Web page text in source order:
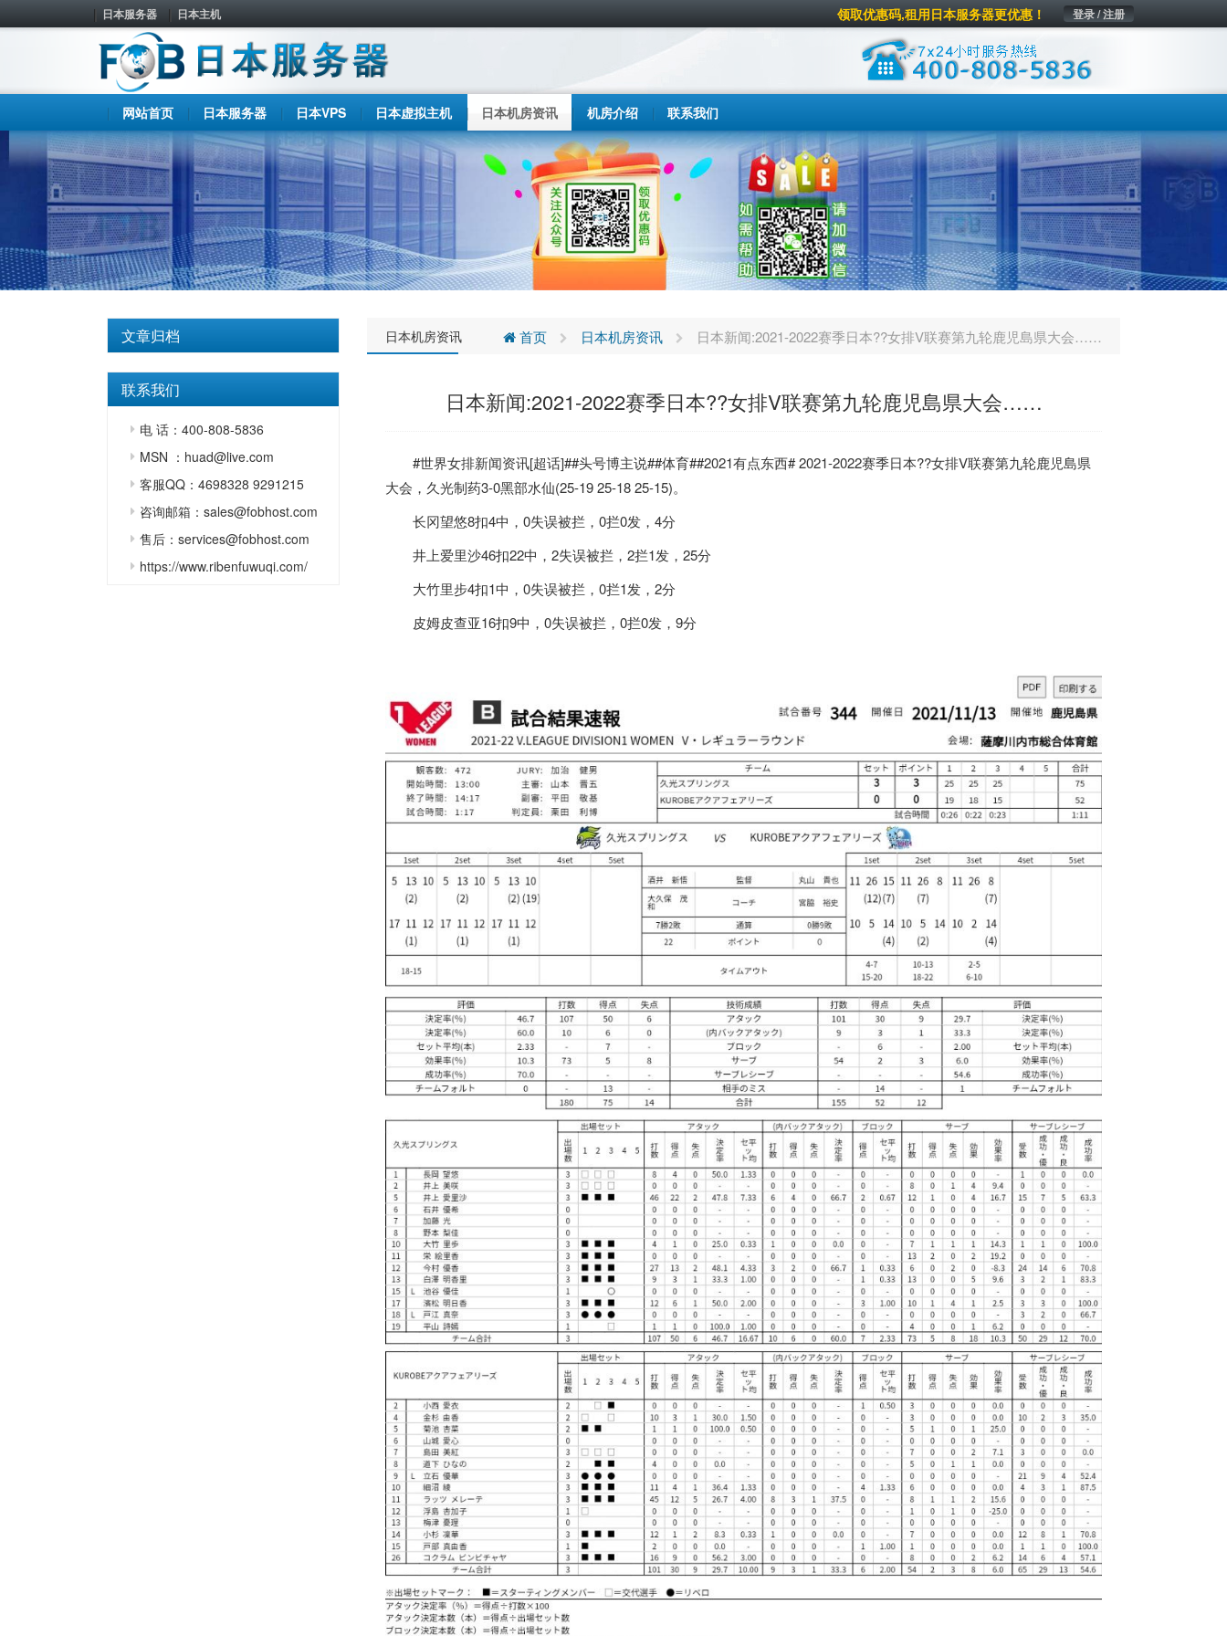
日本服务器 日本主机 登录 / 注册
领取优惠码,租用日本服务器更优惠！
网站首页 日本服务器 日本VPS 日本虚拟主机 日本机房资讯 机房介绍 联系我们
文章归档
联系我们
电 话：400-808-5836
MSN ：huad@live.com
客服QQ：4698328 9291215
咨询邮箱：sales@fobhost.com
售后：services@fobhost.com
https://www.ribenfuwuqi.com/
日本机房资讯 首页 日本机房资讯 日本新闻:2021-2022赛季日本??女排V联赛第九轮鹿児島県大会……
日本新闻:2021-2022赛季日本??女排V联赛第九轮鹿児島県大会……
#世界女排新闻资讯[超话]##头号博主说##体育##2021有点东西# 2021-2022赛季日本??女排V联赛第九轮鹿児島県
大会，久光制药3-0黑部水仙(25-19 25-18 25-15)。
长冈望悠8扣4中，0失误被拦，0拦0发，4分
井上爱里沙46扣22中，2失误被拦，2拦1发，25分
大竹里步4扣1中，0失误被拦，0拦1发，2分
皮姆皮查亚16扣9中，0失误被拦，0拦0发，9分